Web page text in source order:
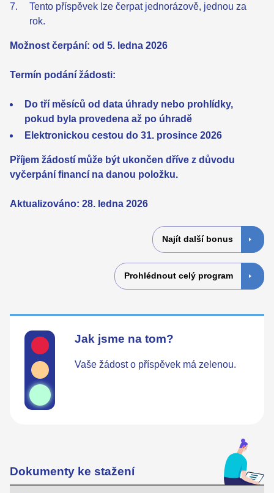
Tento příspěvek lze čerpat jednorázově, jednou za
rok.
Možnost čerpání: od 5. ledna 2026
Termín podání žádosti:
Do tří měsíců od data úhrady nebo prohlídky,
pokud byla provedena až po úhradě
Elektronickou cestou do 31. prosince 2026
Příjem žádostí může být ukončen dříve z důvodu
vyčerpání financí na danou položku.
Aktualizováno: 28. ledna 2026
Najít další bonus
Prohlédnout celý program
Jak jsme na tom?
Vaše žádost o příspěvek má zelenou.
Dokumenty ke stažení